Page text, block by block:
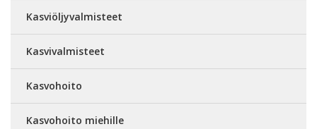
Kasviöljyvalmisteet
Kasvivalmisteet
Kasvohoito
Kasvohoito miehille